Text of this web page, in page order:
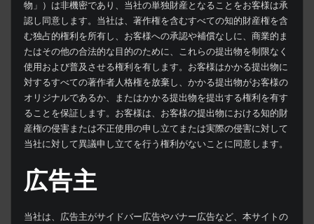
物」）は非機密であり、当社の単独財産となることをお客様は承
認し同意します。当社は、著作権を含むすべての知的財産権を含
む独占的権利を所有し、お客様への承認や補償なしに、商業的ま
たはその他の合法的な目的のために、これらの提出物を制限なく
使用および普及させる権利を有します。お客様はかかる提出物に
対するすべての著作者人格権を放棄し、かかる提出物がお客様の
オリジナルであるか、またはかかる提出物を提出する権利を有す
ることを保証します。お客様は、お客様の提出物における知的財
産権の侵害または不正使用の申し立てまたは実際の侵害に対して
当社に対して異議申し立てを行う権利がないことに同意します。
広告主
当社は、広告主がサイドバー広告やバナー広告など、本サイトの